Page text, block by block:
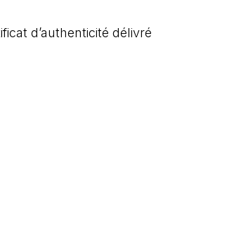
d’authenticité délivré